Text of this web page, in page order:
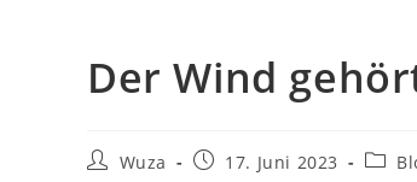
Der Wind
Beitrags-
Wuza
Beitrag17. Juni 2023